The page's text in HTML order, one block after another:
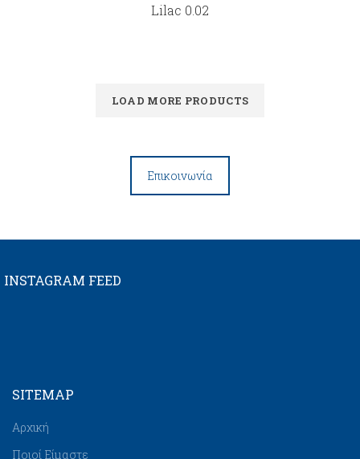
Lilac 0.02
LOAD MORE PRODUCTS
Επικοινωνία
INSTAGRAM FEED
SITEMAP
Αρχική
Ποιοί Είμαστε